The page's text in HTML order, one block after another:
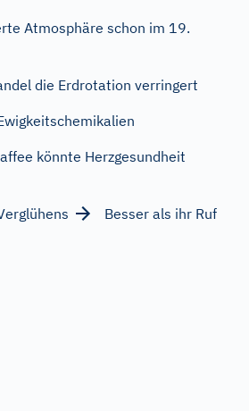
Atmosphäre schon im 19.
die Erdrotation verringert
könnte Herzgesundheit
Besser als ihr Ruf